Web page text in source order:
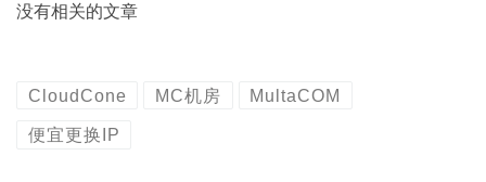
没有相关的文章
CloudCone MC机房 MultaCOM
便宜更换IP